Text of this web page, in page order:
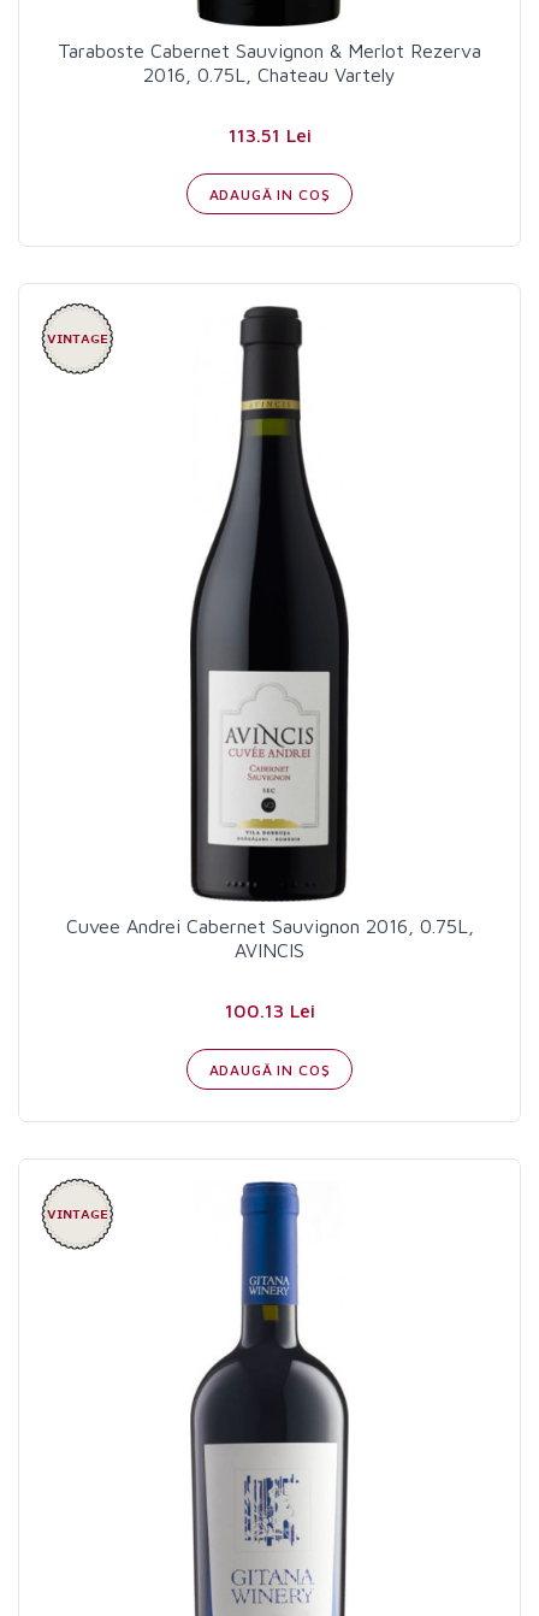
Taraboste Cabernet Sauvignon & Merlot Rezerva
2016, 0.75L, Chateau Vartely
113.51 Lei
ADAUGĂ IN COŞ
Cuvee Andrei Cabernet Sauvignon 2016, 0.75L,
AVINCIS
100.13 Lei
ADAUGĂ IN COŞ